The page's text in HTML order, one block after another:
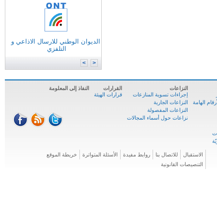
تكنولوجيات الاتصال
الديوان الوطني للارسال الاذاعي و
التلفزي
الهامة
النزاعات
إجراءات تسوية المنازعات
النزاعات الجارية
النزاعات المفصولة
نزاعات حول أسماء المجالات
القرارات
قرارات الهيئة
النفاذ إلى المعلومة
الاستقبال للاتصال بنا روابط مفيدة الأسئلة المتواترة
خريطة الموقع
التنصيصات القانونية